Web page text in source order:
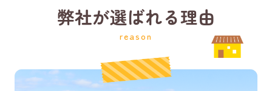
弊社が選ばれる理由
reason